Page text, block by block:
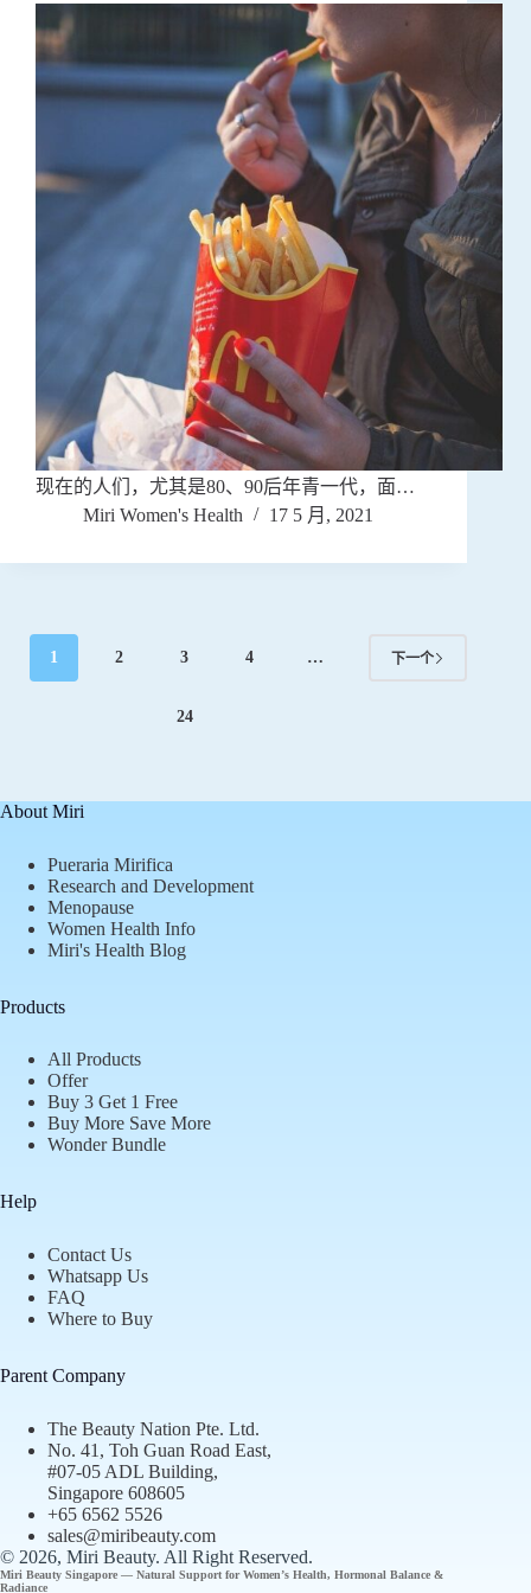
现在的人们，尤其是80、90后年青一代，面…
Miri Women's Health
17 5 月, 2021
1 2 3 4 …
24
下一个
About Miri
Pueraria Mirifica
Research and Development
Menopause
Women Health Info
Miri's Health Blog
Products
All Products
Offer
Buy 3 Get 1 Free
Buy More Save More
Wonder Bundle
Help
Contact Us
Whatsapp Us
FAQ
Where to Buy
Parent Company
The Beauty Nation Pte. Ltd.
No. 41, Toh Guan Road East,
#07-05 ADL Building,
Singapore 608605
+65 6562 5526
sales@miribeauty.com
© 2026, Miri Beauty. All Right Reserved.
Miri Beauty Singapore — Natural Support forWomen’s Health, Hormonal Balance &
Radiance